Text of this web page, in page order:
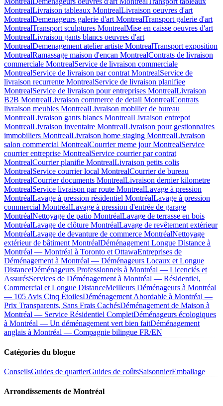
MontrealLivraison tableaux MontrealLivraison oeuvres d'art
MontrealDemenageurs galerie d'art MontrealTransport galerie d'art
MontrealTransport sculptures MontrealMise en caisse oeuvres d'art
MontrealLivraison gants blancs oeuvres d'art
MontrealDemenagement atelier artiste MontrealTransport exposition
MontrealRamassage maison d'encan MontrealContrats de livraison
commerciale MontrealService de livraison commerciale
MontrealService de livraison par contrat MontrealService de
livraison recurrente MontrealService de livraison planifiee
MontrealService de livraison pour entreprises MontrealLivraison
B2B MontrealLivraison commerce de detail MontrealContrats
livraison meubles MontrealLivraison mobilier de bureau
MontrealLivraison gants blancs MontrealLivraison entrepot
MontrealLivraison inventaire MontrealLivraison pour gestionnaires
immobiliers MontrealLivraison home staging MontrealLivraison
salon commercial MontrealCourrier meme jour MontrealService
courrier entreprise MontrealService courrier par contrat
MontrealCourrier planifie MontrealLivraison petits colis
MontrealService courrier local MontrealCourrier de bureau
MontrealCourrier documents MontrealLivraison dernier kilometre
MontrealService livraison par route MontrealLavage à pression
MontréalLavage à pression résidentiel MontréalLavage à pression
commercial MontréalLavage à pression d'entrée de garage
MontréalNettoyage de patio MontréalLavage de terrasse en bois
MontréalLavage de clôture MontréalLavage de revêtement extérieur
MontréalLavage de devanture de commerce MontréalNettoyage
extérieur de bâtiment MontréalDéménagement Longue Distance à
Montréal — Montréal à Toronto et OttawaEntreprises de
Déménagement à Montréal — Déménageurs Locaux et Longue
DistanceDéménageurs Professionnels à Montréal — Licenciés et
AssurésServices de Déménagement à Montréal — Résidentiel,
Commercial et Longue DistanceMeilleurs Déménageurs à Montréal
— 105 Avis Cinq ÉtoilesDéménagement Abordable à Montréal —
Prix Transparents, Sans Frais CachésDéménagement de Maison à
Montréal — Service Résidentiel CompletDéménageurs écologiques
à Montréal — Un déménagement vert bien faitDéménagement
anglais à Montréal — Compagnie bilingue FR/EN
Catégories du blogue
ConseilsGuides de quartierGuides de coûtsSaisonnierEmballage
Arrondissements de Montréal